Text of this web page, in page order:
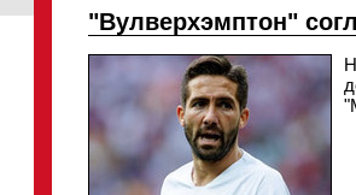
"Вулверхэмптон"